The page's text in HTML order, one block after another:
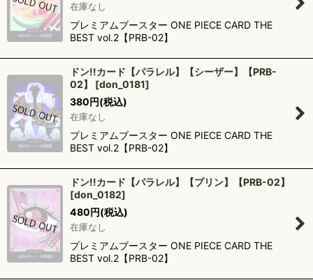
在庫なし
プレミアムブースター ONE PIECE CARD THE
BEST vol.2【PRB-02】
ドン!!カード【パラレル】【シーザー】【PRB-
02】
[don_0181]
380円(税込)
在庫なし
プレミアムブースター ONE PIECE CARD THE
BEST vol.2【PRB-02】
ドン!!カード【パラレル】【プリン】【PRB-02】
[don_0182]
480円(税込)
在庫なし
プレミアムブースター ONE PIECE CARD THE
BEST vol.2【PRB-02】